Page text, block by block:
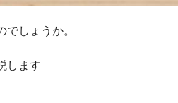
しょうか。
します